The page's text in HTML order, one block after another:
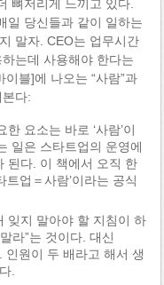
뼈저리게 느끼고 있다.
일 당신들과 같이 일하는
말자. CEO는 업무시간
는데 사용해야 한다는
블]에 나오는 “사람”과
다:
요소는 바로 ‘사람’이
일은 스타트업의 운영에
된다. 이 책에서 오직 한
트업＝사람’이라는 공식
잊지 말아야 할 지침이 하
라”는 것이다. 대신
인원이 두 배라고 해서 생
.